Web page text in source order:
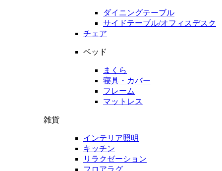
ダイニングテーブル
サイドテーブル/オフィスデスク
チェア
ベッド
まくら
寝具・カバー
フレーム
マットレス
雑貨
インテリア照明
キッチン
リラクゼーション